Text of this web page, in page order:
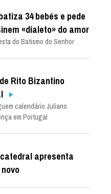
34 bebés e pede
«dialeto» do amor
do Batismo do Senhor
Rito Bizantino
calendário Juliano
em Portugal
apresenta